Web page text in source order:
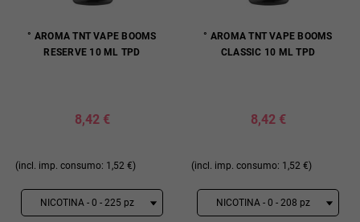
° AROMA TNT VAPE BOOMS
RESERVE 10 ML TPD
8,42 €
(incl. imp. consumo: 1,52 €)
° AROMA TNT VAPE BOOMS
CLASSIC 10 ML TPD
8,42 €
(incl. imp. consumo: 1,52 €)